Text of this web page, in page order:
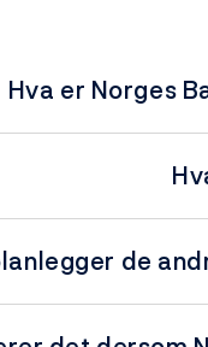
Hva er Norges
de